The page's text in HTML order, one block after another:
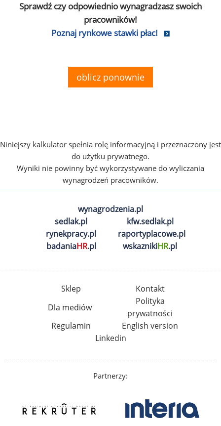
Sprawdź czy odpowiednio wynagradzasz swoich
pracowników!
Poznaj rynkowe stawki płac!
oblicz ponownie
Niniejszy kalkulator spełnia rolę informacyjną i przeznaczony jest
do użytku prywatnego.
Wyniki nie powinny być wykorzystywane do wyliczania
wynagrodzeń pracowników.
wynagrodzenia.pl
sedlak.pl
kfw.sedlak.pl
rynekpracy.pl
raportyplacowe.pl
badaniaHR.pl wskaznikiHR.pl
Sklep
Kontakt
Dla mediów
Polityka
prywatności
Regulamin
English version
Linkedin
Partnerzy: